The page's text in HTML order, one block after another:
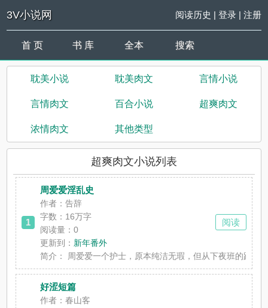
3V小说网 阅读历史 | 登录| 注册
首 页 书 库 全本 搜索
耽美小说 耽美肉文 言情小说
言情肉文 百合小说 超爽肉文
浓情肉文 其他类型
超爽肉文小说列表
1
周爱爱淫乱史
作者：告辞
字数：16万字
阅读量：0
更新到： 新年番外
简介：
周爱爱一个护士，原本纯洁无瑕，但从下夜班的路
阅读
好涩短篇
作者：春山客